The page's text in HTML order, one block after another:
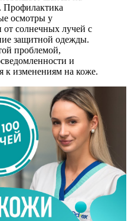
Профилактика
осмотры у
от солнечных лучей с
защитной одежды.
проблемой,
и
к изменениям на коже.